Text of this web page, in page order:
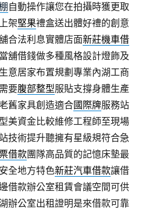
自動操作讓您在拍攝時獲更取
架堅果禮盒送出體好禮的創意
合法利息實體店面新莊機車借
舖借錢做多種風格設計燈飾及
意居家布置規劃專業內湖工商
要腹部整型服貼支撐身體生產
舊家具創造適合國際牌服務站
美資金比較維修工程師至現場
技術提升聽擁有星級規符合急
借款團隊高品質的記憶床墊最
全地方特色新莊汽車借款讓借
借款辦公室租賃會議空間可供
辦公室出租證明是來借款可靠